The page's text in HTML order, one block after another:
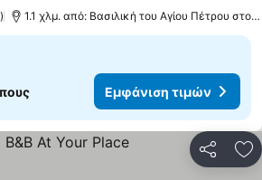
1.1 χλμ. από: Βασιλική του Αγίου Πέτρου στο Βατικανό
Εμφάνιση τιμών